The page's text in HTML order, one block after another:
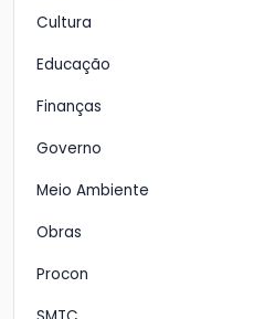
Cultura
Educação
Finanças
Governo
Meio Ambiente
Obras
Procon